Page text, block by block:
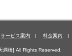
サービス案内 | 料金案内 |
満橋] All Rights Reserved.